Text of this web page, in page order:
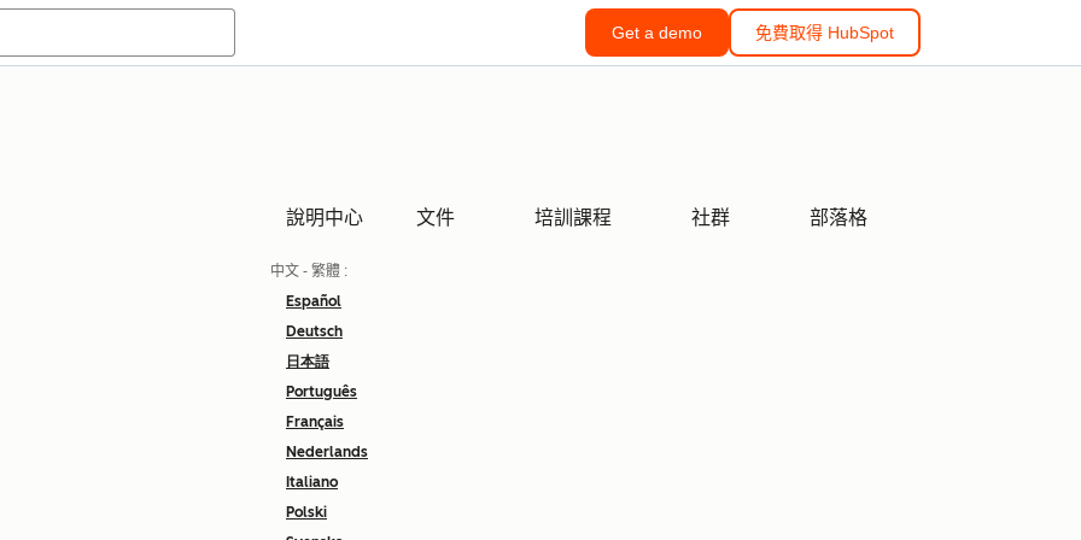
Get a demo 免費取得 HubSpot
說明中心 文件 培訓課程 社群 部落格
中文 - 繁體 :
Español
Deutsch
日本語
Português
Français
Nederlands
Italiano
Polski